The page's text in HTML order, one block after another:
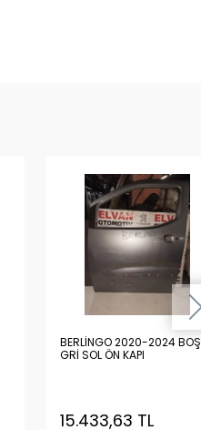
BERLİNGO 2020-2024 BOŞ
GRİ SOL ÖN KAPI
15.433,63 TL